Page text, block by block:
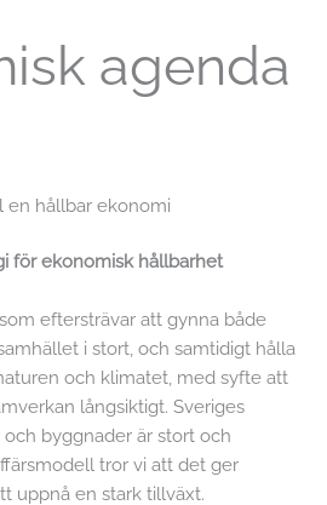
agenda
en hållbar ekonomi
för ekonomisk hållbarhet
eftersträvar att gynna både
i stort, och samtidigt hålla
och klimatet, med syfte att
långsiktigt. Sveriges
byggnader är stort och
tror vi att det ger
uppnå en stark tillväxt.